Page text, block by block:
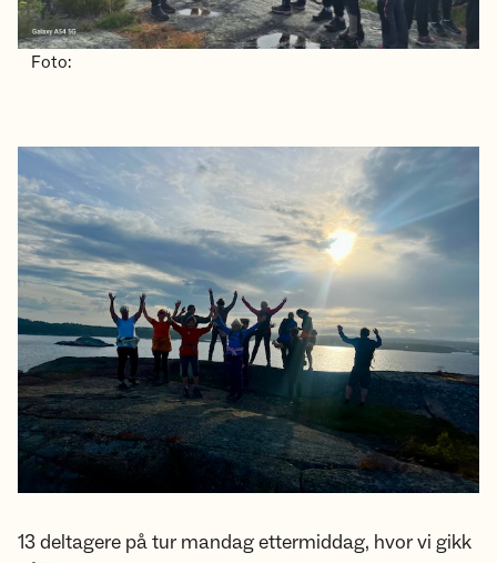
Foto:
13 deltagere på tur mandag ettermiddag, hvor vi gikk